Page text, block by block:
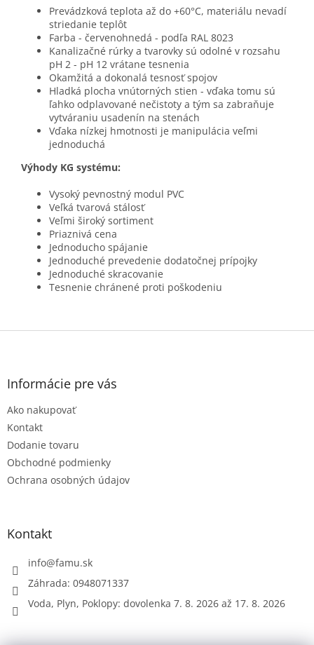
Prevádzková teplota až do +60°C, materiálu nevadí
striedanie teplôt
Farba - červenohnedá - podľa RAL 8023
Kanalizačné rúrky a tvarovky sú odolné v rozsahu
pH 2 - pH 12 vrátane tesnenia
Okamžitá a dokonalá tesnosť spojov
Hladká plocha vnútorných stien - vďaka tomu sú
ľahko odplavované nečistoty a tým sa zabraňuje
vytváraniu usadenín na stenách
Vďaka nízkej hmotnosti je manipulácia veľmi
jednoduchá
Výhody KG systému:
Vysoký pevnostný modul PVC
Veľká tvarová stálosť
Veľmi široký sortiment
Priaznivá cena
Jednoducho spájanie
Jednoduché prevedenie dodatočnej prípojky
Jednoduché skracovanie
Tesnenie chránené proti poškodeniu
Z
Informácie pre vás
Ako nakupovať
Kontakt
Dodanie tovaru
Obchodné podmienky
Ochrana osobných údajov
Kontakt
info@famu.sk
Záhrada: 0948071337
Voda, Plyn, Poklopy: dovolenka 7. 8. 2026 až 17. 8. 2026